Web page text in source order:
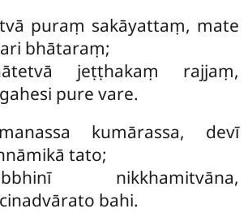
puraṃ sakāyattaṃ, mate
bhātaraṃ;
jeṭṭhakaṃ rajjaṃ,
pure vare.
kumārassa, devī
tato;
nikkhamitvāna,
bahi.